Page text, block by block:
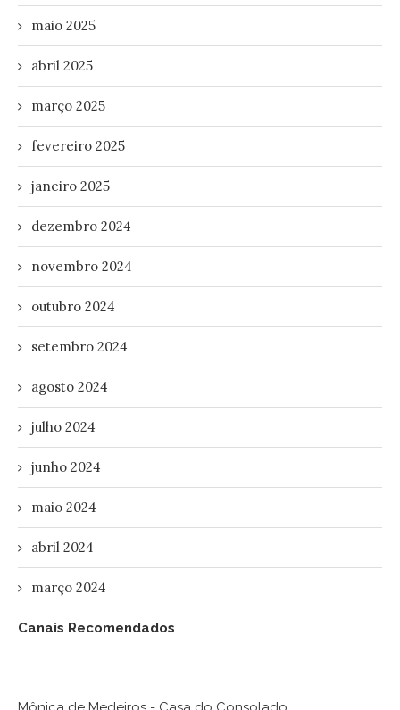
maio 2025
abril 2025
março 2025
fevereiro 2025
janeiro 2025
dezembro 2024
novembro 2024
outubro 2024
setembro 2024
agosto 2024
julho 2024
junho 2024
maio 2024
abril 2024
março 2024
Canais Recomendados